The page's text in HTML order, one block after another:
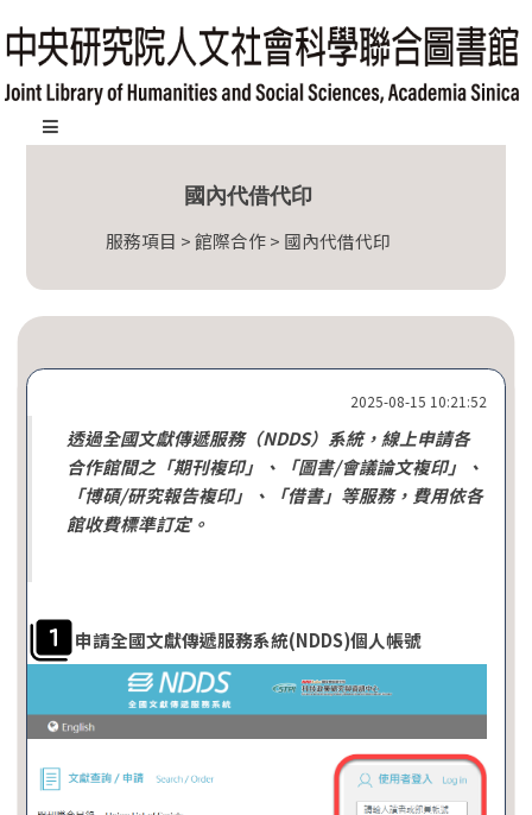
跳
到
主
內
國內代借代印
服務項目 > 館際合作 > 國內代借代印
2025-08-15 10:21:52
透過全國文獻傳遞服務（NDDS）系統，線上申請各
合作館間之「期刊複印」、「圖書/會議論文複印」、
「博碩/研究報告複印」、「借書」等服務，費用依各
館收費標準訂定。
申請全國文獻傳遞服務系統(NDDS)個人帳號